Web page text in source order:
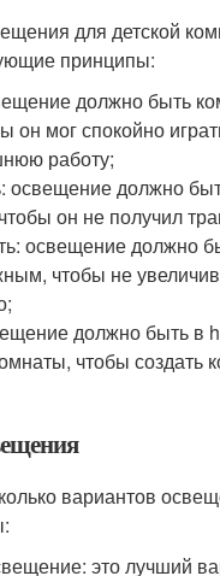
для детской
принципы:
должно быть
он мог спокойно
работу;
освещение должно
он не получил
освещение должно
чтобы не
должно быть в
чтобы создать
вариантов
это лучший